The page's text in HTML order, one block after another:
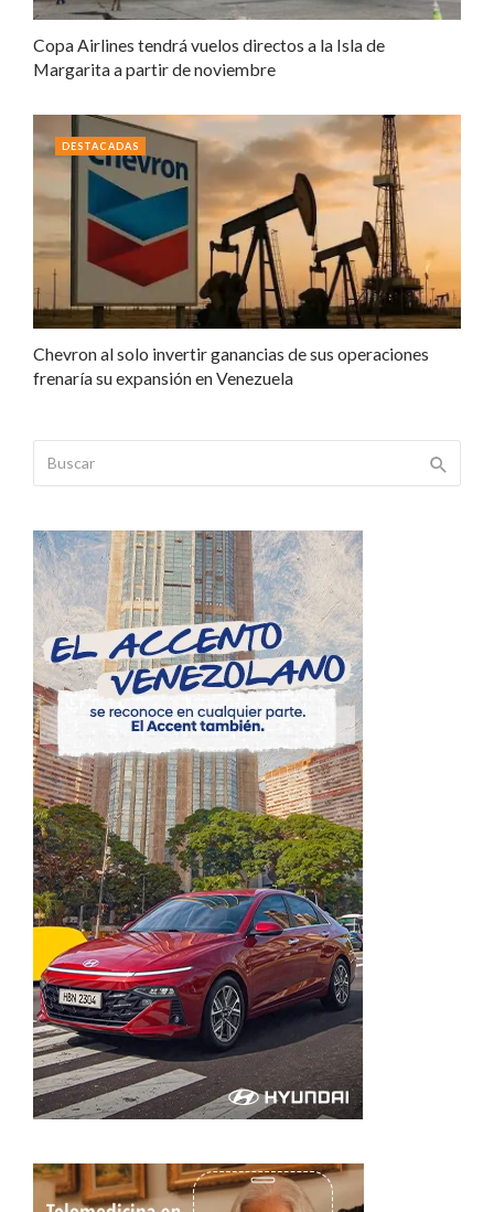
Copa Airlines tendrá vuelos directos a la Isla de
Margarita a partir de noviembre
Chevron al solo invertir ganancias de sus operaciones
frenaría su expansión en Venezuela
DESTACADAS